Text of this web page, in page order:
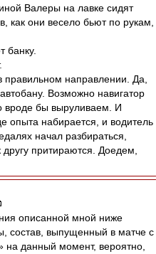
Валеры на лавке сидят
как они весело бьют по рукам,
банку.
направлении. Да,
Возможно навигатор
вроде бы выруливаем. И
опыта набирается, и водитель
начал разбираться,
другу притираются. Доедем,
описанной мной ниже
состав, выпущенный в матче с
на данный момент, вероятно,